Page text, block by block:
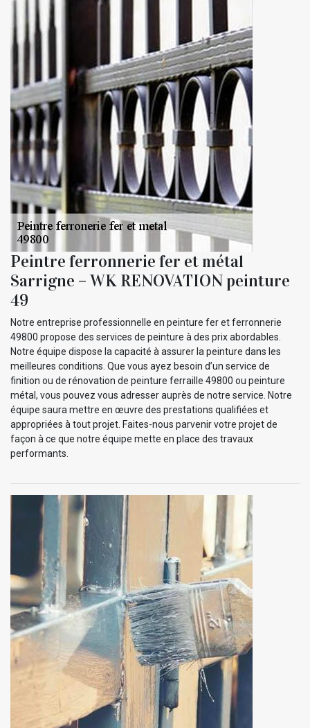
Peintre ferronnerie fer et métal
Sarrigne – WK RENOVATION peinture
49
Notre entreprise professionnelle en peinture fer et ferronnerie
49800 propose des services de peinture à des prix abordables.
Notre équipe dispose la capacité à assurer la peinture dans les
meilleures conditions. Que vous ayez besoin d’un service de
finition ou de rénovation de peinture ferraille 49800 ou peinture
métal, vous pouvez vous adresser auprès de notre service. Notre
équipe saura mettre en œuvre des prestations qualifiées et
appropriées à tout projet. Faites-nous parvenir votre projet de
façon à ce que notre équipe mette en place des travaux
performants.